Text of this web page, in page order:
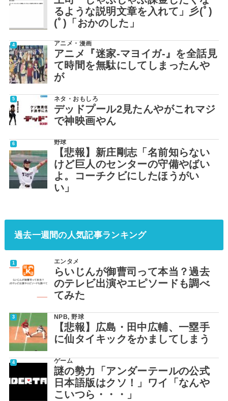
るような説明文章を入れて」彡(ﾟ)
(ﾟ)「おかのした」
アニメ・漫画
アニメ『迷家-マヨイガ-』を全話見
て時間を無駄にしてしまったんや
が
ネタ・おもしろ
デッドプール2見たんやがこれマジ
で神映画やん
野球
【悲報】新庄剛志「名前知らない
けど巨人のセンターの守備やばい
よ。コーチクビにしたほうがい
い」
過去一週間の人気記事ランキング
エンタメ
らいじんが御曹司って本当？過去
のテレビ出演やエピソードも調べ
てみた
NPB,野球
【悲報】広島・田中広輔、一塁手
に仙タイキックをかましてしまう
ゲーム
謎の勢力「アンダーテールの公式
日本語版はクソ！」ワイ「なんや
こいつら・・・」